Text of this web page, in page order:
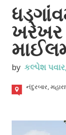
by કલ્પેશ પવાર
નંદુરબાર,